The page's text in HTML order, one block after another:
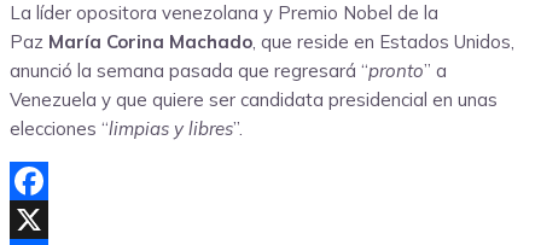
La líder opositora venezolana y Premio Nobel de la
Paz María Corina Machado, que reside en Estados Unidos,
anunció la semana pasada que regresará “pronto” a
Venezuela y que quiere ser candidata presidencial en unas
elecciones “limpias y libres”.
Facebook